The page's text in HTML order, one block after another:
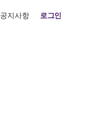
공지사항 로그인